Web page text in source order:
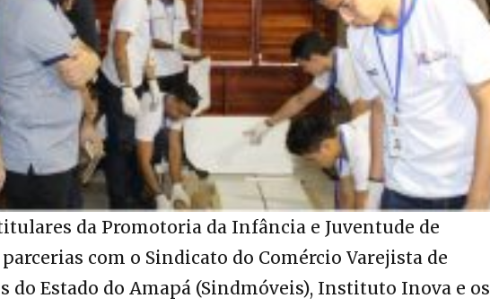
da Promotoria da Infância e Juventude de
com o Sindicato do Comércio Varejista de
do Estado do Amapá (Sindmóveis), Instituto Inova e os